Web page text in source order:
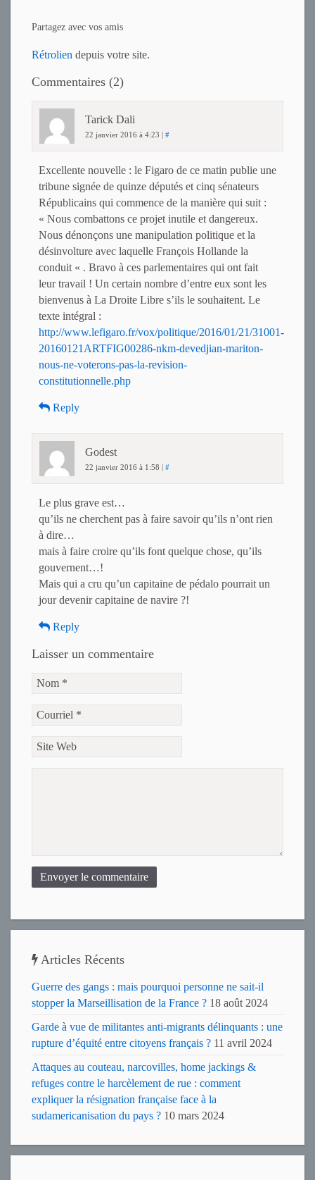
Partagez avec vos amis
Rétrolien depuis votre site.
Commentaires (2)
Tarick Dali
22 janvier 2016 à 4:23 | #
Excellente nouvelle : le Figaro de ce matin publie une
tribune signée de quinze députés et cinq sénateurs
Républicains qui commence de la manière qui suit :
« Nous combattons ce projet inutile et dangereux.
Nous dénonçons une manipulation politique et la
désinvolture avec laquelle François Hollande la
conduit « . Bravo à ces parlementaires qui ont fait
leur travail ! Un certain nombre d’entre eux sont les
bienvenus à La Droite Libre s’ils le souhaitent. Le
texte intégral :
http://www.lefigaro.fr/vox/politique/2016/01/21/31001-
20160121ARTFIG00286-nkm-devedjian-mariton-
nous-ne-voterons-pas-la-revision-
constitutionnelle.php
Reply
Godest
22 janvier 2016 à 1:58 | #
Le plus grave est…
qu’ils ne cherchent pas à faire savoir qu’ils n’ont rien
à dire…
mais à faire croire qu’ils font quelque chose, qu’ils
gouvernent…!
Mais qui a cru qu’un capitaine de pédalo pourrait un
jour devenir capitaine de navire ?!
Reply
Laisser un commentaire
Envoyer le commentaire
Articles Récents
Guerre des gangs : mais pourquoi personne ne sait-il
stopper la Marseillisation de la France ? 18 août 2024
Garde à vue de militantes anti-migrants délinquants : une
rupture d’équité entre citoyens français ? 11 avril 2024
Attaques au couteau, narcovilles, home jackings &
refuges contre le harcèlement de rue : comment
expliquer la résignation française face à la
sudamericanisation du pays ? 10 mars 2024